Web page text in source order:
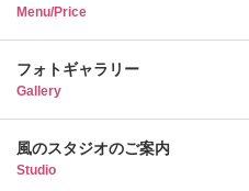
Menu/Price
フォトギャラリー
Gallery
風のスタジオのご案内
Studio